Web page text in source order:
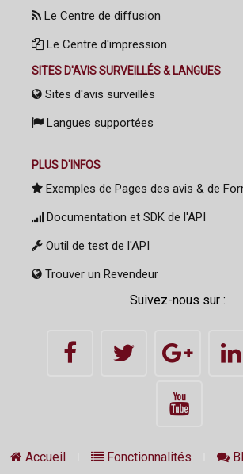
Le Centre de diffusion
Le Centre d'impression
SITES D'AVIS SURVEILLÉS & LANGUES
Sites d'avis surveillés
Langues supportées
PLUS D'INFOS
Exemples de Pages des avis & de
Documentation et SDK de l'API
Outil de test de l'API
Trouver un Revendeur
Suivez-nous sur :
Accueil Fonctionnalités